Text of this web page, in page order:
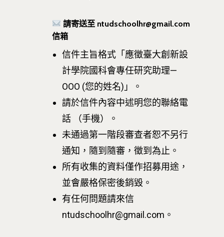
請寄送至 ntudschoolhr@gmail.com
信箱
信件主旨格式「應徵臺大創新設
計學院國科會專任研究助理—
OOO (您的姓名)」。
請於信件內容中述明您的聯絡電
話 （手機）。
未通過第一階段審查者恕不另行
通知，隨到隨審，徵到為止。
所有收集的資料僅作招募用途，
並會嚴格保密後銷毀。
有任何問題請來信
ntudschoolhr@gmail.com。
領域專長
24hrs D
D-Day
創意創業學分學程
領導學分學程
實作中心
企業出題X臺大解題
探索學習計畫
NTU Beyond Borders
D電子報
EN
Tel : +886 2 3366 1869
思源街18號卓越研究大
Room 409, Building for
Research Excellence.
Siyuan St, Zhongzheng
Taipei City 100047,